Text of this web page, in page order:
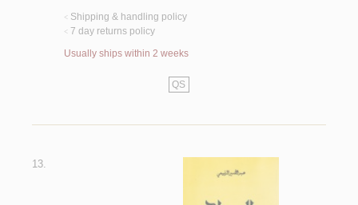
< Shipping & handling policy
< 7 day returns policy
Usually ships within 2 weeks
QS
13.